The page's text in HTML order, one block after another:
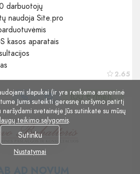
2.65
darbuotojų
naudoja Site.pro
kasos aparatais
100 €/mėn..
slapukai (ir yra renkama asmeninė
Jums suteikti geresnę naršymo patirtį
svetainėje Jūs sutinkate su mūsų
teikimo sąlygomis.
Sutinku
Nustatymai